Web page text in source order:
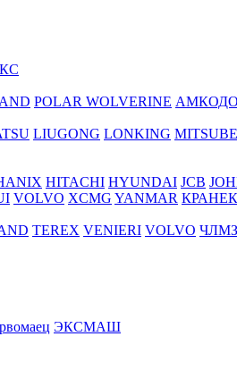
POLAR WOLVERINE
LIUGONG LONKING
HITACHI HYUNDAI JCB
VOLVO XCMG YANMAR
TEREX VENIERI VOLVO ЧЛМЗ
ЭКСМАШ